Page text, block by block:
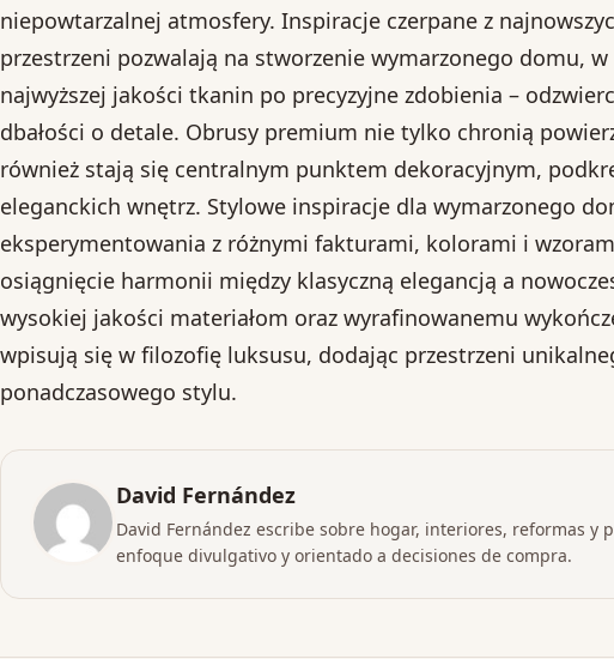
niepowtarzalnej atmosfery. Inspiracje czerpane z
przestrzeni pozwalają na stworzenie wymarzonego domu,
najwyższej jakości tkanin po precyzyjne zdobienia –
dbałości o detale. Obrusy premium nie tylko chronią
również stają się centralnym punktem dekoracyjnym,
eleganckich wnętrz. Stylowe inspiracje dla wymarzonego
eksperymentowania z różnymi fakturami, kolorami i
osiągnięcie harmonii między klasyczną elegancją a
wysokiej jakości materiałom oraz wyrafinowanemu
wpisują się w filozofię luksusu, dodając przestrzeni
ponadczasowego stylu.
David Fernández
David Fernández escribe sobre hogar, interiores, reformas y
enfoque divulgativo y orientado a decisiones de compra.